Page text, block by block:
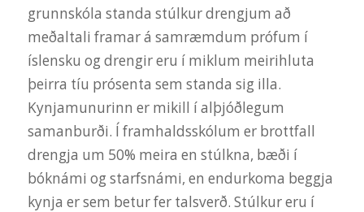
grunnskóla standa stúlkur drengjum að
meðaltali framar á samræmdum prófum í
íslensku og drengir eru í miklum meirihluta
þeirra tíu prósenta sem standa sig illa.
Kynjamunurinn er mikill í alþjóðlegum
samanburði. Í framhaldsskólum er brottfall
drengja um 50% meira en stúlkna, bæði í
bóknámi og starfsnámi, en endurkoma beggja
kynja er sem betur fer talsverð. Stúlkur eru í